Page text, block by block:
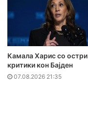
Камала Харис со остри
критики кон Бајден
07.08.2026 21:35